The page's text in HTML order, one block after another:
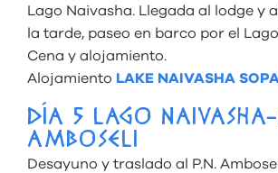
Lago Naivasha. Llegada al lodge y
la tarde, paseo en barco por el
Cena y alojamiento.
Alojamiento LAKE NAIVASHA
DÍA 5 LAGO NAIVASHA-
AMBOSELI
Desayuno y traslado al P.N.